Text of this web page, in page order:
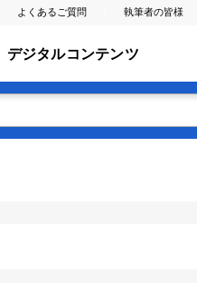
よくあるご質問 執筆者の皆様
デジタルコンテンツ